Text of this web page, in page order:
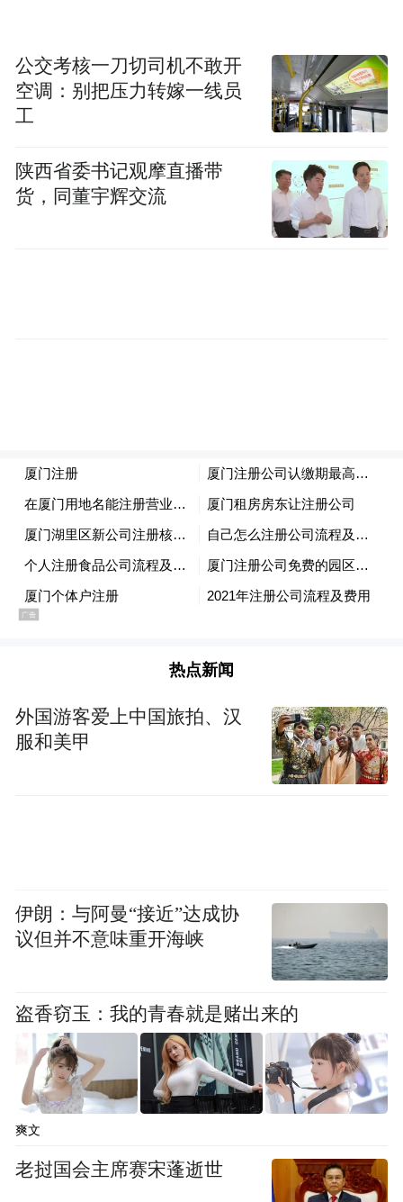
公交考核一刀切司机不敢开
空调：别把压力转嫁一线员
工
陕西省委书记观摩直播带
货，同董宇辉交流
热点新闻
外国游客爱上中国旅拍、汉
服和美甲
伊朗：与阿曼“接近”达成协
议但并不意味重开海峡
盗香窃玉：我的青春就是赌出来的
爽文
老挝国会主席赛宋蓬逝世